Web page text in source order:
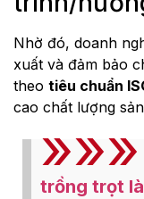
Nhờ đó, doanh
xuất và đảm bảo
theo tiêu chuẩn
cao chất lượng
trồng trọt